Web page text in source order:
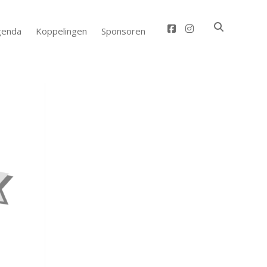
Koppelingen Sponsoren facebook
instagram